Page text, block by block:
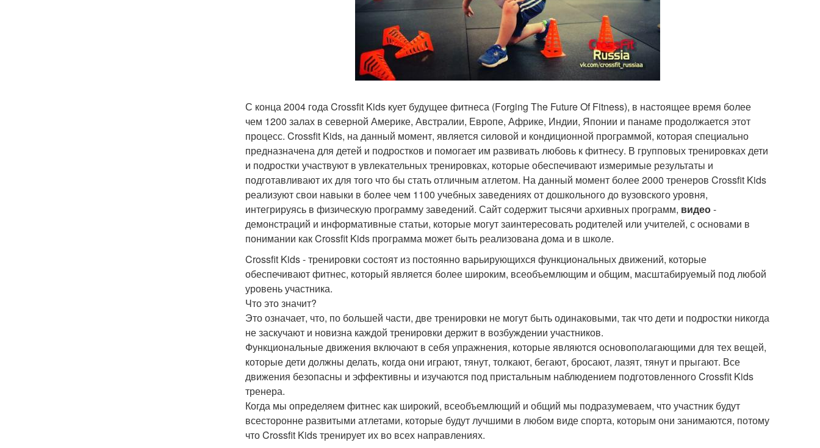
С конца 2004 года Crossfit Kids кует будущее фитнеса (Forging The Future Of Fitness), в настоящее время более
чем 1200 залах в северной Америке, Австралии, Европе, Африке, Индии, Японии и панаме продолжается этот
процесс. Crossfit Kids, на данный момент, является силовой и кондиционной программой, которая специально
предназначена для детей и подростков и помогает им развивать любовь к фитнесу. В групповых тренировках дети
и подростки участвуют в увлекательных тренировках, которые обеспечивают измеримые результаты и
подготавливают их для того что бы стать отличным атлетом. На данный момент более 2000 тренеров Crossfit Kids
реализуют свои навыки в более чем 1100 учебных заведениях от дошкольного до вузовского уровня,
интегрируясь в физическую программу заведений. Сайт содержит тысячи архивных программ, видео-
демонстраций и информативные статьи, которые могут заинтересовать родителей или учителей, с основами в
понимании как Crossfit Kids программа может быть реализована дома и в школе.
Crossfit Kids - тренировки состоят из постоянно варьирующихся функциональных движений, которые
обеспечивают фитнес, который является более широким, всеобъемлющим и общим, масштабируемый под любой
уровень участника.
Что это значит?
Это означает, что, по большей части, две тренировки не могут быть одинаковыми, так что дети и подростки никогда
не заскучают и новизна каждой тренировки держит в возбуждении участников.
Функциональные движения включают в себя упражнения, которые являются основополагающими для тех вещей,
которые дети должны делать, когда они играют, тянут, толкают, бегают, бросают, лазят, тянут и прыгают. Все
движения безопасны и эффективны и изучаются под пристальным наблюдением подготовленного Crossfit Kids
тренера.
Когда мы определяем фитнес как широкий, всеобъемлющий и общий мы подразумеваем, что участник будут
всесторонне развитыми атлетами, которые будут лучшими в любом виде спорта, которым они занимаются, потому
что Crossfit Kids тренирует их во всех направлениях.